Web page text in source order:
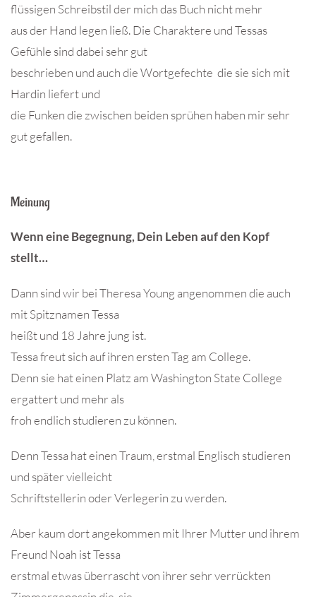
flüssigen Schreibstil der mich das Buch nicht mehr
aus der Hand legen ließ. Die Charaktere und Tessas
Gefühle sind dabei sehr gut
beschrieben und auch die Wortgefechte die sie sich mit
Hardin liefert und
die Funken die zwischen beiden sprühen haben mir sehr
gut gefallen.
Meinung
Wenn eine Begegnung, Dein Leben auf den Kopf
stellt…
Dann sind wir bei Theresa Young angenommen die auch
mit Spitznamen Tessa
heißt und 18 Jahre jung ist.
Tessa freut sich auf ihren ersten Tag am College.
Denn sie hat einen Platz am Washington State College
ergattert und mehr als
froh endlich studieren zu können.
Denn Tessa hat einen Traum, erstmal Englisch studieren
und später vielleicht
Schriftstellerin oder Verlegerin zu werden.
Aber kaum dort angekommen mit Ihrer Mutter und ihrem
Freund Noah ist Tessa
erstmal etwas überrascht von ihrer sehr verrückten